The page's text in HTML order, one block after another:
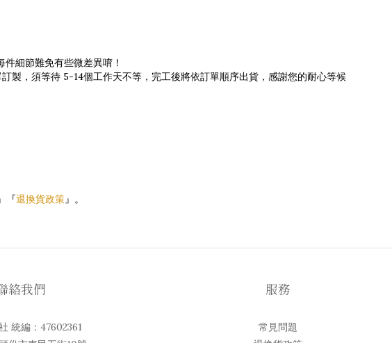
細節難免有些微差異唷！
製，須等待 5-14個工作天不等，完工後將依訂單順序出貨，感謝您的耐心等候
『退換貨政策』。
絡我們
統編：47602361
服務
常見問題